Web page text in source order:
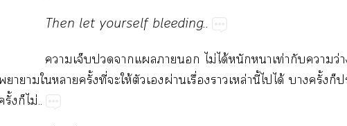
Then​let​yourself​bleeding..
​​​​​​​ไม่​ได้​​​ท่​​​ว่
​ี่​​ให้​​​ผ่​ื่​​ล่​ี้​​ได้​​ั้
​​ไม่..